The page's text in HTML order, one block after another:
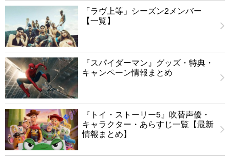
「ラヴ上等」シーズン2メンバー
【一覧】
『スパイダーマン』グッズ・特典・
キャンペーン情報まとめ
『トイ・ストーリー5』吹替声優・
キャラクター・あらすじ一覧【最新
情報まとめ】